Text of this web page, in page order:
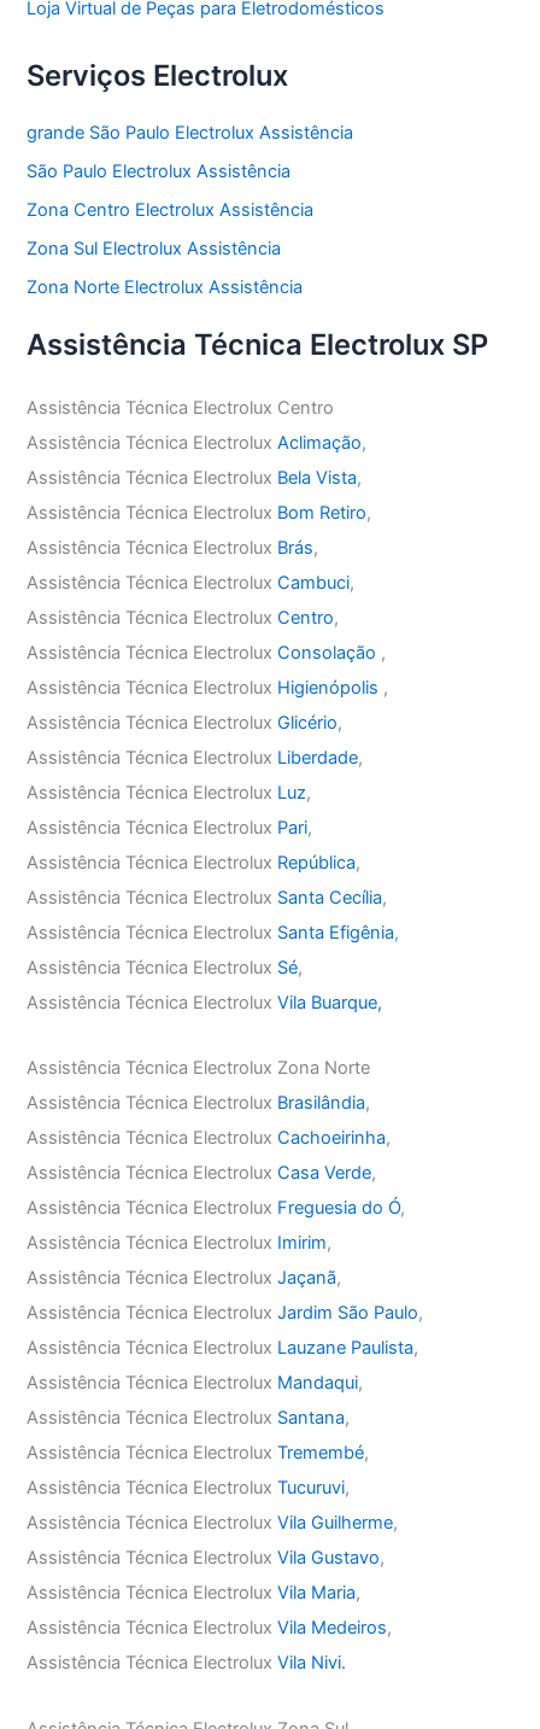
Loja Virtual de Peças para Eletrodomésticos
Serviços Electrolux
grande São Paulo Electrolux Assistência
São Paulo Electrolux Assistência
Zona Centro Electrolux Assistência
Zona Sul Electrolux Assistência
Zona Norte Electrolux Assistência
Assistência Técnica Electrolux SP
Assistência Técnica Electrolux Centro
Assistência Técnica ElectroluxAclimação,
Assistência Técnica Electrolux Bela Vista,
Assistência Técnica Electrolux Bom Retiro,
Assistência Técnica Electrolux Brás,
Assistência Técnica ElectroluxCambuci,
Assistência Técnica ElectroluxCentro,
Assistência Técnica ElectroluxConsolação ,
Assistência Técnica Electrolux Higienópolis ,
Assistência Técnica ElectroluxGlicério,
Assistência Técnica Electrolux Liberdade,
Assistência Técnica Electrolux Luz,
Assistência Técnica Electrolux Pari,
Assistência Técnica Electrolux República,
Assistência Técnica Electrolux Santa Cecília,
Assistência Técnica Electrolux Santa Efigênia,
Assistência Técnica Electrolux Sé,
Assistência Técnica ElectroluxVila Buarque,
Assistência Técnica Electrolux Zona Norte
Assistência Técnica Electrolux Brasilândia,
Assistência Técnica ElectroluxCachoeirinha,
Assistência Técnica ElectroluxCasa Verde,
Assistência Técnica Electrolux Freguesia do Ó,
Assistência Técnica Electrolux Imirim,
Assistência Técnica ElectroluxJaçanã,
Assistência Técnica ElectroluxJardim São Paulo,
Assistência Técnica Electrolux Lauzane Paulista,
Assistência Técnica Electrolux Mandaqui,
Assistência Técnica Electrolux Santana,
Assistência Técnica ElectroluxTremembé,
Assistência Técnica ElectroluxTucuruvi,
Assistência Técnica ElectroluxVila Guilherme,
Assistência Técnica ElectroluxVila Gustavo,
Assistência Técnica ElectroluxVila Maria,
Assistência Técnica ElectroluxVila Medeiros,
Assistência Técnica ElectroluxVila Nivi.